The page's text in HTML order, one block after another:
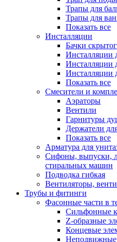
Трапы для
Трапы для
Показать все
Инсталляции
Бачки
Инсталляции
Инсталляции
Инсталляции
Показать все
Смесители и
Аэраторы
Вентили
Гарнитуры
Держатели
Показать все
Арматура для
Сифоны, выпуски,
стиральных машин
Подводка гибкая
Вентиляторы,
Трубы и фитинги
Фасонные части в
Cильфонные
Z-образные
Концевые